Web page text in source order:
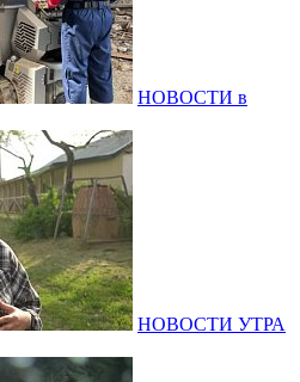
НОВОСТИ в
НОВОСТИ УТРА